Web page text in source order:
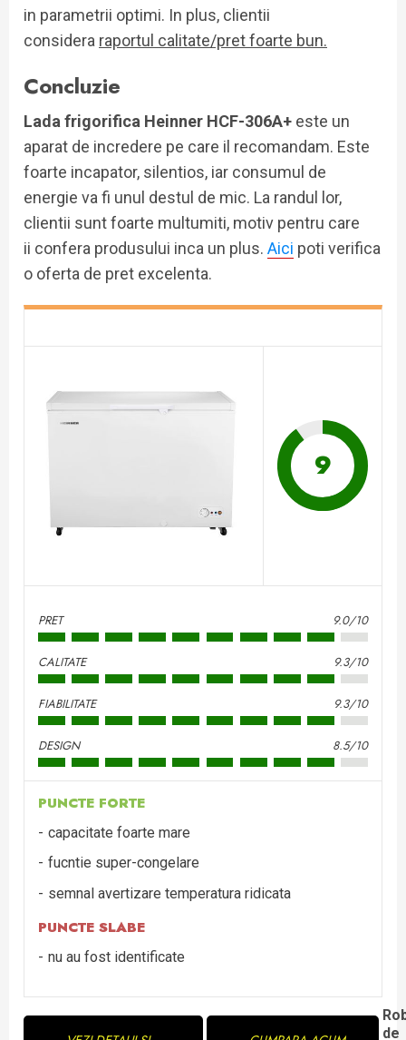
in parametrii optimi. In plus, clientii
considera raportul calitate/pret foarte bun.
Concluzie
Lada frigorifica Heinner HCF-306A+ este un
aparat de incredere pe care il recomandam. Este
foarte incapator, silentios, iar consumul de
energie va fi unul destul de mic. La randul lor,
clientii sunt foarte multumiti, motiv pentru care
ii confera produsului inca un plus. Aici poti verifica
o oferta de pret excelenta.
9
PRET 9.0/10
CALITATE 9.3/10
FIABILITATE 9.3/10
DESIGN 8.5/10
PUNCTE FORTE
capacitate foarte mare
fucntie super-congelare
semnal avertizare temperatura ridicata
PUNCTE SLABE
nu au fost identificate
Continue
de